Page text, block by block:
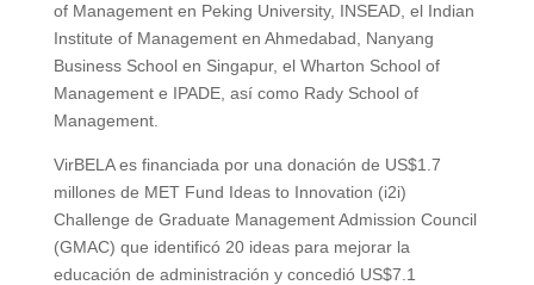
of Management en Peking University, INSEAD, el Indian
Institute of Management en Ahmedabad, Nanyang
Business School en Singapur, el Wharton School of
Management e IPADE, así como Rady School of
Management.
VirBELA es financiada por una donación de US$1.7
millones de MET Fund Ideas to Innovation (i2i)
Challenge de Graduate Management Admission Council
(GMAC) que identificó 20 ideas para mejorar la
educación de administración y concedió US$7.1